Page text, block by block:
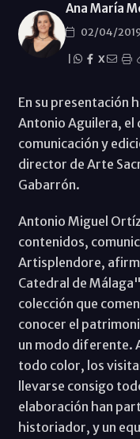
Ana María
02/04/
X
En su presentación
Antonio Aguilera,
comunicación y
director de Arte
Gabarrón.
Antonio Miguel
contenidos,
Artisplendore,
Catedral de
colección que
conocer el
un modo diferente.
todo color, los
llevarse consigo
elaboración han
historiador, y un